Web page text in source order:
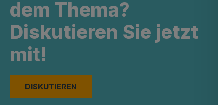
dem Thema?
Diskutieren Sie jetzt
mit!
DISKUTIEREN